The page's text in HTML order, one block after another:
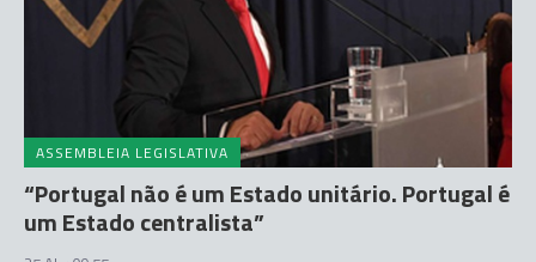
ASSEMBLEIA LEGISLATIVA
“Portugal não é um Estado unitário. Portugal é
um Estado centralista”